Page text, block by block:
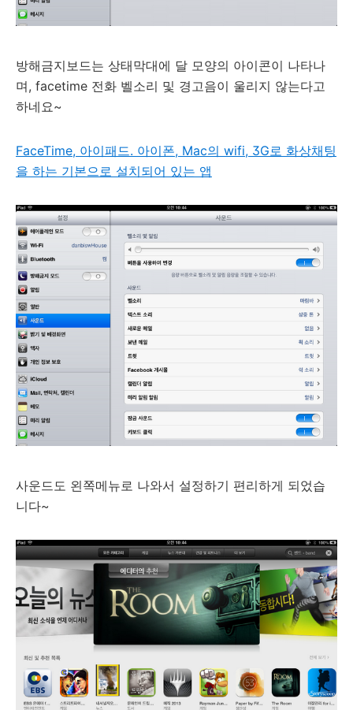
방해금지보드는 상태막대에 달 모양의 아이콘이 나타나
며, facetime 전화 벨소리 및 경고음이 울리지 않는다고
하네요~
FaceTime, 아이패드. 아이폰, Mac의 wifi, 3G로 화상채팅
을 하는 기본으로 설치되어 있는 앱
사운드도 왼쪽메뉴로 나와서 설정하기 편리하게 되었습
니다~